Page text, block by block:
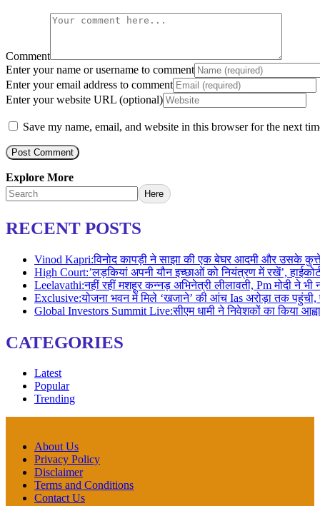
Comment
Enter your name or username to comment
Enter your email address to comment
Enter your website URL (optional)
Save my name, email, and website in this browser for the next
Explore More
Here
RECENT POSTS
Vinod Kapri:विनोद कापड़ी ने साझा की एक बेघर आदमी और उसके
High Court:’लड़कियां अपनी यौन इच्छाओं को नियंत्रण में रखें’,
Leelavathi:नहीं रहीं मशहूर कन्नड़ अभिनेत्री लीलावती, Pm मोदी ने
Exclusive:योजना भवन में मिले ‘खजाने’ की आंच Ias अरोड़ा तक
Global Investors Summit Live:सीएम धामी ने निवेशकों का किया
CATEGORIES
Latest
Popular
Trending
About Us
Privacy Policy
Disclaimer
Terms and Conditions
Contact Us